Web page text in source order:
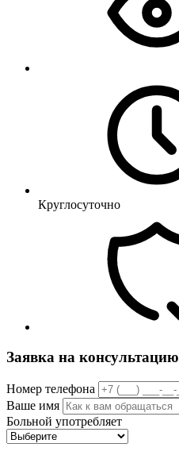
Круглосуточно
Заявка на консультацию
Номер телефона
Ваше имя
Больной употребляет